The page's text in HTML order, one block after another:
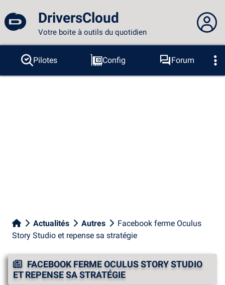
DriversCloud
Votre boite à outils du quotidien
Vous n'êtes pas connecté...
Connexion au site
Pilotes Config
Forum
Sondes
BSOD Outils
Actualités Autres
Facebook ferme Oculus
Story Studio et repense sa stratégie
FACEBOOK FERME OCULUS STORY STUDIO
ET REPENSE SA STRATÉGIE